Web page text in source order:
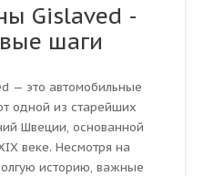
Gislaved -
шаги
— это автомобильные
одной из старейших
Швеции, основанной
веке. Несмотря на
историю, важные